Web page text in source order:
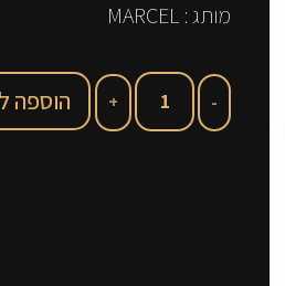
מותג : MARCEL
הוספה